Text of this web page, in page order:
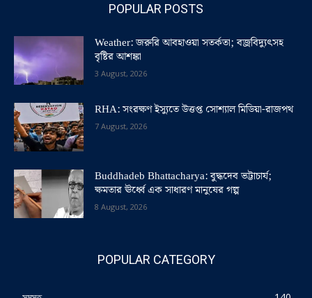
POPULAR POSTS
Weather: জরুরি আবহাওয়া সতর্কতা; বজ্রবিদ্যুৎসহ
বৃষ্টির আশঙ্কা
3 August, 2026
RHA: সংরক্ষণ ইস্যুতে উত্তপ্ত সোশ্যাল মিডিয়া-রাজপথ
7 August, 2026
Buddhadeb Bhattacharya: বুদ্ধদেব ভট্টাচার্য;
ক্ষমতার ঊর্ধ্বে এক সাধারণ মানুষের গল্প
8 August, 2026
POPULAR CATEGORY